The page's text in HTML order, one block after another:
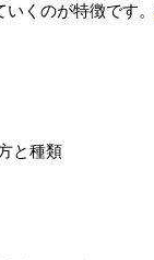
くのが特徴です。